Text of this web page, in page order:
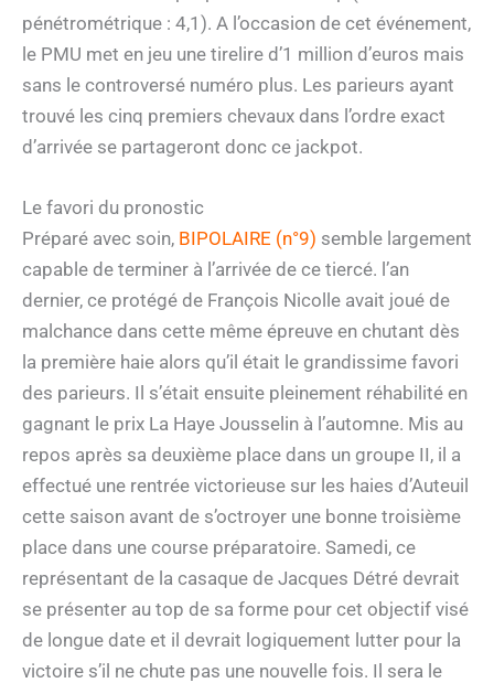
pénétrométrique : 4,1). A l’occasion de cet événement,
le PMU met en jeu une tirelire d’1 million d’euros mais
sans le controversé numéro plus. Les parieurs ayant
trouvé les cinq premiers chevaux dans l’ordre exact
d’arrivée se partageront donc ce jackpot.
Le favori du pronostic
Préparé avec soin, BIPOLAIRE (n°9) semble largement
capable de terminer à l’arrivée de ce tiercé. l’an
dernier, ce protégé de François Nicolle avait joué de
malchance dans cette même épreuve en chutant dès
la première haie alors qu’il était le grandissime favori
des parieurs. Il s’était ensuite pleinement réhabilité en
gagnant le prix La Haye Jousselin à l’automne. Mis au
repos après sa deuxième place dans un groupe II, il a
effectué une rentrée victorieuse sur les haies d’Auteuil
cette saison avant de s’octroyer une bonne troisième
place dans une course préparatoire. Samedi, ce
représentant de la casaque de Jacques Détré devrait
se présenter au top de sa forme pour cet objectif visé
de longue date et il devrait logiquement lutter pour la
victoire s’il ne chute pas une nouvelle fois. Il sera le